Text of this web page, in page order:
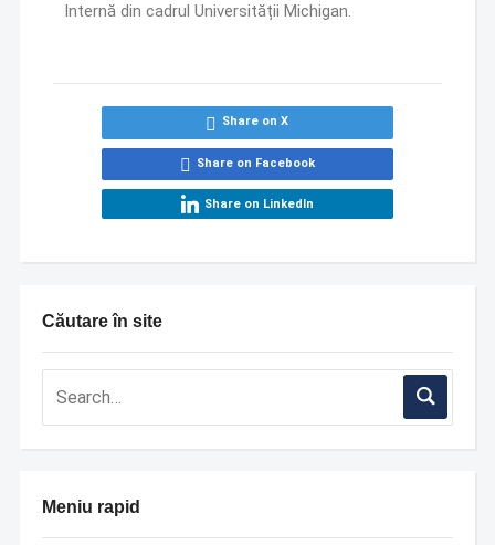
Căutare în site
Meniu rapid
Internă din cadrul Universității Michigan.
Share on X
Share on Facebook
Share on LinkedIn